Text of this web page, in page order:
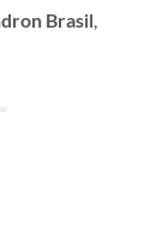
Brasil,